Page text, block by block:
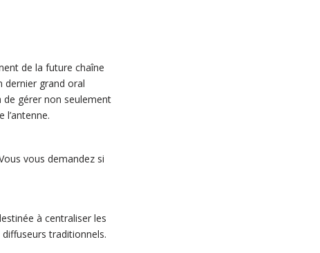
de la future chaîne
dernier grand oral
de gérer non seulement
l’antenne.
vous demandez si
à centraliser les
traditionnels.